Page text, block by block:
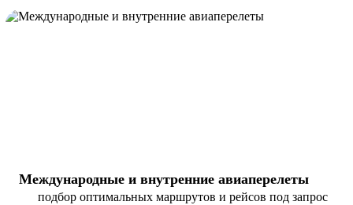
Международные и внутренние авиаперелеты
подбор оптимальных маршрутов и рейсов под запрос